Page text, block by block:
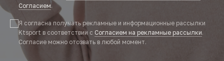
Согласием.
Я согласна получать рекламные и информационные рассылки
Ktsport в соответствии с Согласием на рекламные рассылки.
Согласие можно отозвать в любой момент.